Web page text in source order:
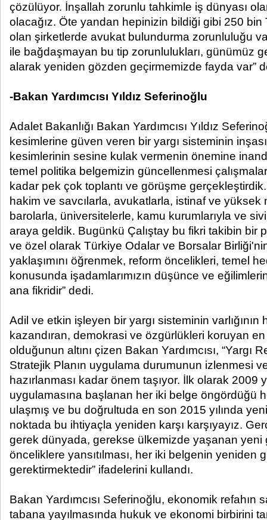
çözülüyor. İnşallah zorunlu tahkimle iş dünyası
olacağız. Öte yandan hepinizin bildiği gibi 250
olan şirketlerde avukat bulundurma zorunluluğu
ile bağdaşmayan bu tip zorunlulukları, günümüz
alarak yeniden gözden geçirmemizde fayda var”
-Bakan Yardımcısı Yıldız Seferinoğlu
Adalet Bakanlığı Bakan Yardımcısı Yıldız
kesimlerine güven veren bir yargı sisteminin
kesimlerinin sesine kulak vermenin önemine
temel politika belgemizin güncellenmesi
kadar pek çok toplantı ve görüşme
hakim ve savcılarla, avukatlarla, istinaf ve
barolarla, üniversitelerle, kamu kurumlarıyla ve
araya geldik. Bugünkü Çalıştay bu fikri takibin bir
ve özel olarak Türkiye Odalar ve Borsalar
yaklaşımını öğrenmek, reform öncelikleri, temel
konusunda işadamlarımızın düşünce ve
ana fikridir” dedi.
Adil ve etkin işleyen bir yargı sisteminin varlığının
kazandıran, demokrasi ve özgürlükleri koruyan
olduğunun altını çizen Bakan Yardımcısı, “Yargı
Stratejik Planın uygulama durumunun izlenmesi
hazırlanması kadar önem taşıyor. İlk olarak 2009
uygulamasına başlanan her iki belge öngördüğü
ulaşmış ve bu doğrultuda en son 2015 yılında
noktada bu ihtiyaçla yeniden karşı karşıyayız.
gerek dünyada, gerekse ülkemizde yaşanan yeni
önceliklere yansıtılması, her iki belgenin yeniden
gerektirmektedir” ifadelerini kullandı.
Bakan Yardımcısı Seferinoğlu, ekonomik refahın
tabana yayılmasında hukuk ve ekonomi birbirini